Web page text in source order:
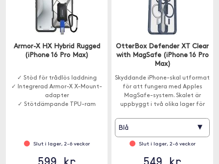
Armor-X HX Hybrid Rugged
(iPhone 16 Pro Max)
✓ Stöd för trådlös laddning
✓ Integrerad Armor-X X-Mount-
adapter
✓ Stötdämpande TPU-ram
Slut i lager, 2-6 veckor
OtterBox Defender XT Clear
with MagSafe (iPhone 16 Pro
Max)
Skyddande iPhone-skal utformat
för att fungera med Apples
MagSafe-system. Skalet är
uppbyggt i två olika lager för
Blå ▾
Slut i lager, 2-6 veckor